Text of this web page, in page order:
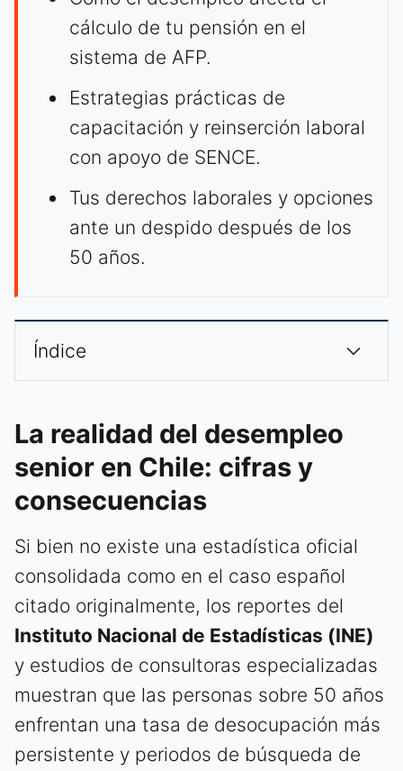
cálculo de tu pensión en el
sistema de AFP.
Estrategias prácticas de
capacitación y reinserción laboral
con apoyo de SENCE.
Tus derechos laborales y opciones
ante un despido después de los
50 años.
Índice
La realidad del desempleo
senior en Chile: cifras y
consecuencias
Si bien no existe una estadística oficial
consolidada como en el caso español
citado originalmente, los reportes del
Instituto Nacional de Estadísticas (INE)
y estudios de consultoras especializadas
muestran que las personas sobre 50 años
enfrentan una tasa de desocupación más
persistente y periodos de búsqueda de